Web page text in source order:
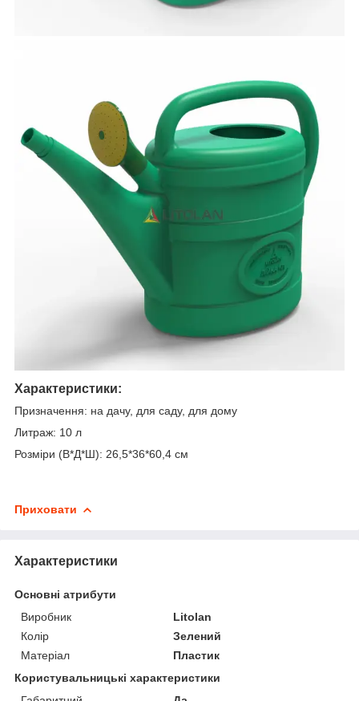
Характеристики:
Призначення: на дачу, для саду, для дому
Литраж: 10 л
Розміри (В*Д*Ш): 26,5*36*60,4 см
Приховати
Характеристики
Основні атрибути
Виробник
Litolan
Колір
Зелений
Матеріал
Пластик
Користувальницькі характеристики